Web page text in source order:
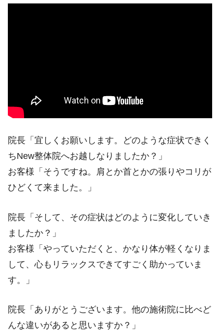
院長「宜しくお願いします。どのような症状できく
ちNew整体院へお越しなりましたか？」
お客様「そうですね。肩とか首とかの張りやコリが
ひどくて来ました。」
院長「そして、その症状はどのように変化していき
ましたか？」
お客様「やっていただくと、かなり体が軽くなりま
して、心もリラックスできてすごく助かっていま
す。」
院長「ありがとうございます。他の施術院に比べど
んな違いがあると思いますか？」